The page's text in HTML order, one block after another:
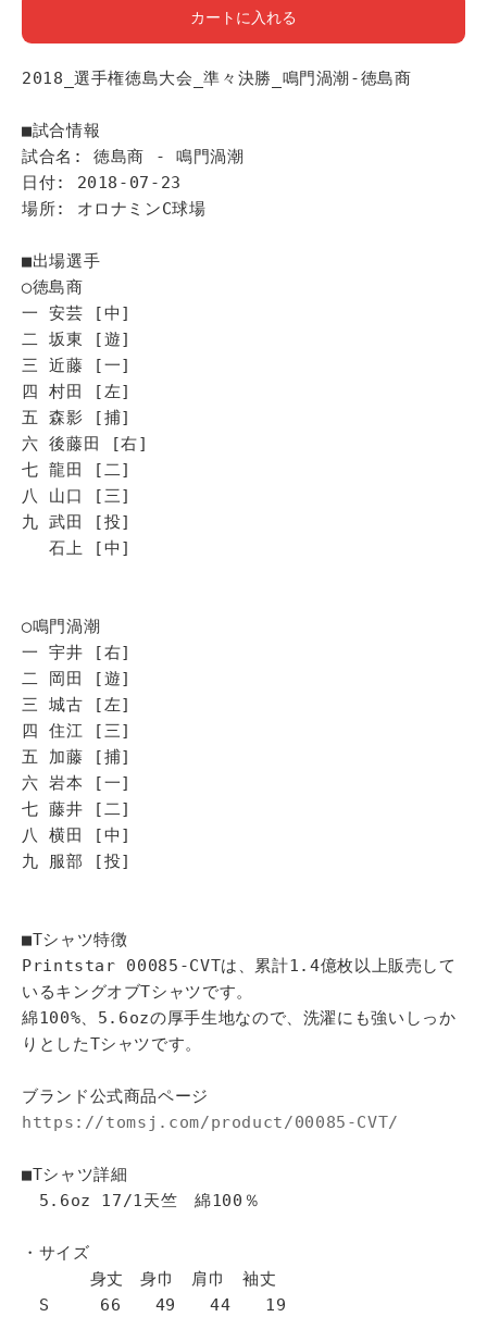
カートに入れる
2018_選手権徳島大会_準々決勝_鳴門渦潮-徳島商
■試合情報
試合名: 徳島商 - 鳴門渦潮
日付: 2018-07-23
場所: オロナミンC球場
■出場選手
◯徳島商
一 安芸 [中]
二 坂東 [遊]
三 近藤 [一]
四 村田 [左]
五 森影 [捕]
六 後藤田 [右]
七 龍田 [二]
八 山口 [三]
九 武田 [投]
石上 [中]
◯鳴門渦潮
一 宇井 [右]
二 岡田 [遊]
三 城古 [左]
四 住江 [三]
五 加藤 [捕]
六 岩本 [一]
七 藤井 [二]
八 横田 [中]
九 服部 [投]
■Tシャツ特徴
Printstar 00085-CVTは、累計1.4億枚以上販売して
いるキングオブTシャツです。
綿100%、5.6ozの厚手生地なので、洗濯にも強いしっか
りとしたTシャツです。
ブランド公式商品ページ
https://tomsj.com/product/00085-CVT/
■Tシャツ詳細
5.6oz 17/1天竺 綿100％
・サイズ
身丈 身巾 肩巾 袖丈
S 66 49 44 19